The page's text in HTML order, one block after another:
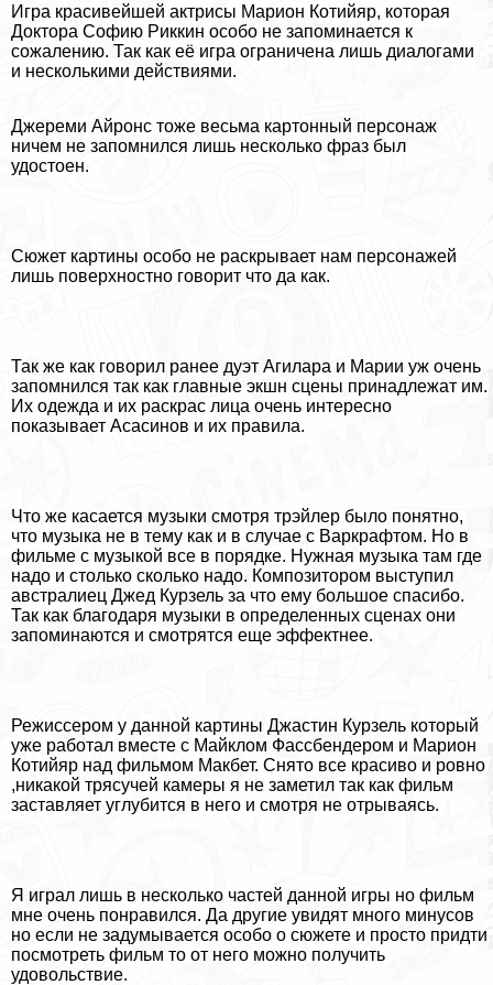
Игра красивейшей актрисы Марион Котийяр, которая
Доктора Софию Риккин особо не запоминается к
сожалению. Так как её игра ограничена лишь диалогами
и несколькими действиями.
Джереми Айронс тоже весьма картонный персонаж
ничем не запомнился лишь несколько фраз был
удостоен.
Сюжет картины особо не раскрывает нам персонажей
лишь поверхностно говорит что да как.
Так же как говорил ранее дуэт Агилара и Марии уж очень
запомнился так как главные экшн сцены принадлежат им.
Их одежда и их раскрас лица очень интересно
показывает Асасинов и их правила.
Что же касается музыки смотря трэйлер было понятно,
что музыка не в тему как и в случае с Варкрафтом. Но в
фильме с музыкой все в порядке. Нужная музыка там где
надо и столько сколько надо. Композитором выступил
австралиец Джед Курзель за что ему большое спасибо.
Так как благодаря музыки в определенных сценах они
запоминаются и смотрятся еще эффектнее.
Режиссером у данной картины Джастин Курзель который
уже работал вместе с Майклом Фассбендером и Марион
Котийяр над фильмом Макбет. Снято все красиво и ровно
,никакой трясучей камеры я не заметил так как фильм
заставляет углубится в него и смотря не отрываясь.
Я играл лишь в несколько частей данной игры но фильм
мне очень понравился. Да другие увидят много минусов
но если не задумывается особо о сюжете и просто придти
посмотреть фильм то от него можно получить
удовольствие.